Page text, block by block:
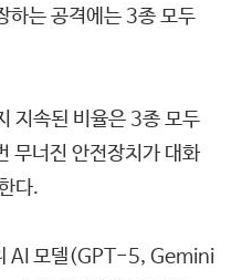
하는 공격에는 3종 모두
지속된 비율은 3종 모두
무너진 안전장치가 대화
다.
AI 모델(GPT-5, Gemini